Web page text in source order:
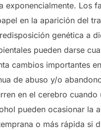
exponencialmente. Los
en la aparición del
genética a
pueden darse
cambios importantes
de abuso y/o
en el cerebro cuando
pueden ocasionar la
o más rápida si